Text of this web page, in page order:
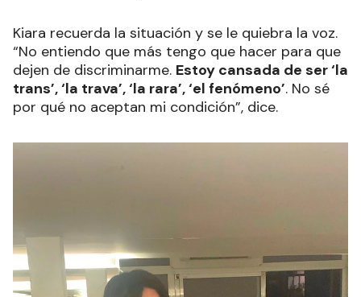
Kiara recuerda la situación y se le quiebra la voz.
“No entiendo que más tengo que hacer para que
dejen de discriminarme. Estoy cansada de ser ‘la
trans’, ‘la trava’, ‘la rara’, ‘el fenómeno’. No sé
por qué no aceptan mi condición”, dice.